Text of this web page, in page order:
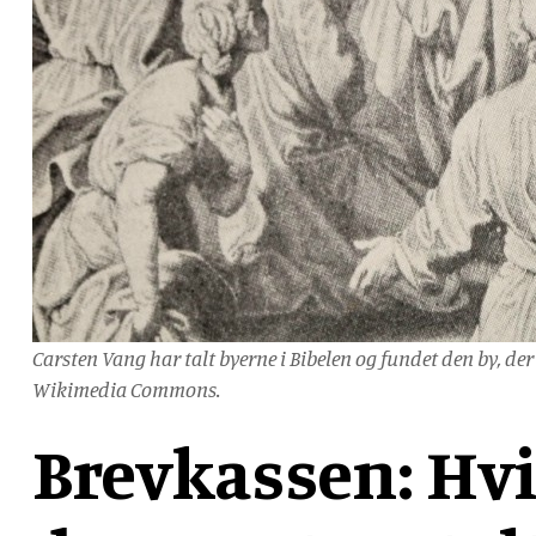
Carsten Vang har talt byerne i Bibelen og fundet den by,
Wikimedia Commons.
Brevkassen: